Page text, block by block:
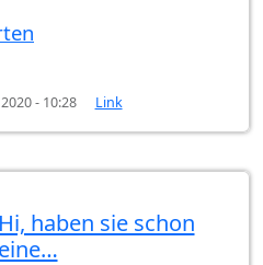
- 10:28 Link
Hi, haben sie schon
eine…